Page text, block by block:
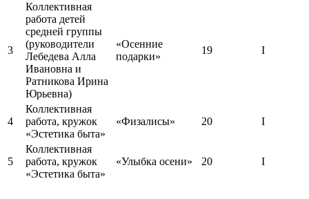
3
Коллективная
работа детей
средней группы
(руководители
Лебедева Алла
Ивановна и
Ратникова Ирина
Юрьевна)
«Осенние
подарки»
19 I
4
Коллективная
работа, кружок
«Эстетика быта»
«Физалисы» 20 I
5
Коллективная
работа, кружок
«Эстетика быта»
«Улыбка осени» 20 I